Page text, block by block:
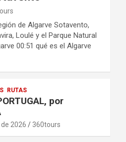
de Algarve Sotavento,
Loulé y el Parque Natural
00:51 qué es el Algarve
RUTAS
por
2026 360tours